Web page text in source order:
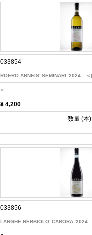
033854
ROERO ARNEIS“SEMINARI”2024 ＜
○
¥ 4,200
数量 (本)
033856
LANGHE NEBBIOLO“CABORA”2024